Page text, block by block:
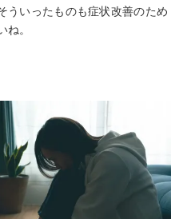
ういったものも症状改善のため
ね。